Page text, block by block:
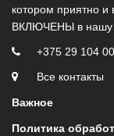
котором приятно
ВКЛЮЧЕНЫ в нашу
+375 29 104
Все контакты
Важное
Политика